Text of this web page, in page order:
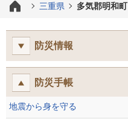
三重県 多気郡明和町
防災情報
防災手帳
地震から身を守る